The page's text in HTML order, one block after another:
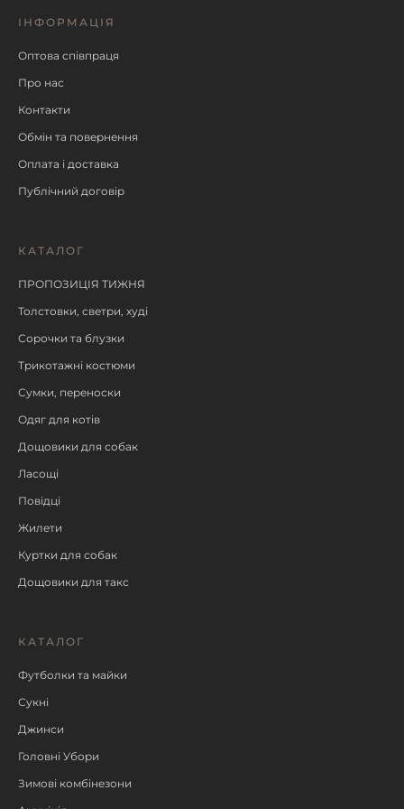
ІНФОРМАЦІЯ
Оптова співпраця
Про нас
Контакти
Обмін та повернення
Оплата і доставка
Публічний договір
КАТАЛОГ
ПРОПОЗИЦІЯ ТИЖНЯ
Толстовки, светри, худі
Сорочки та блузки
Трикотажні костюми
Сумки, переноски
Одяг для котів
Дощовики для собак
Ласощі
Повідці
Жилети
Куртки для собак
Дощовики для такс
КАТАЛОГ
Футболки та майки
Сукні
Джинси
Головні Убори
Зимові комбінезони